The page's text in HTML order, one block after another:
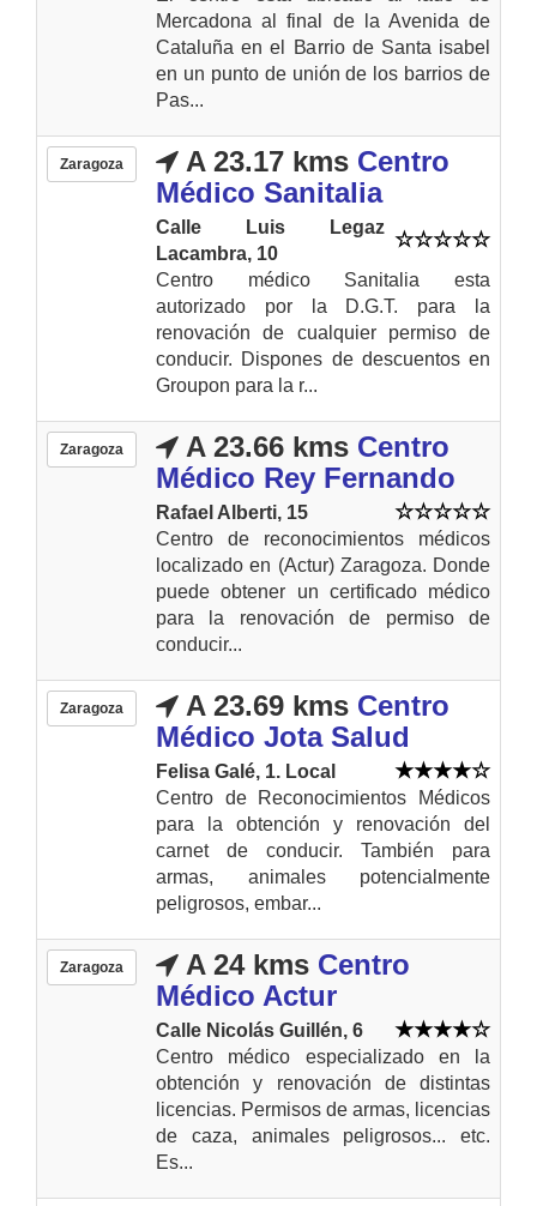
Mercadona al final de la Avenida de
Cataluña en el Barrio de Santa isabel
en un punto de unión de los barrios de
Pas...
Zaragoza A 23.17 kms Centro
Médico Sanitalia
Calle Luis Legaz
Lacambra, 10
Centro médico Sanitalia esta
autorizado por la D.G.T. para la
renovación de cualquier permiso de
conducir. Dispones de descuentos en
Groupon para la r...
Zaragoza A 23.66 kms Centro
Médico Rey Fernando
Rafael Alberti, 15
Centro de reconocimientos médicos
localizado en (Actur) Zaragoza. Donde
puede obtener un certificado médico
para la renovación de permiso de
conducir...
Zaragoza A 23.69 kms Centro
Médico Jota Salud
Felisa Galé, 1. Local
Centro de Reconocimientos Médicos
para la obtención y renovación del
carnet de conducir. También para
armas, animales potencialmente
peligrosos, embar...
Zaragoza A 24 kms Centro
Médico Actur
Calle Nicolás Guillén, 6
Centro médico especializado en la
obtención y renovación de distintas
licencias. Permisos de armas, licencias
de caza, animales peligrosos... etc.
Es...